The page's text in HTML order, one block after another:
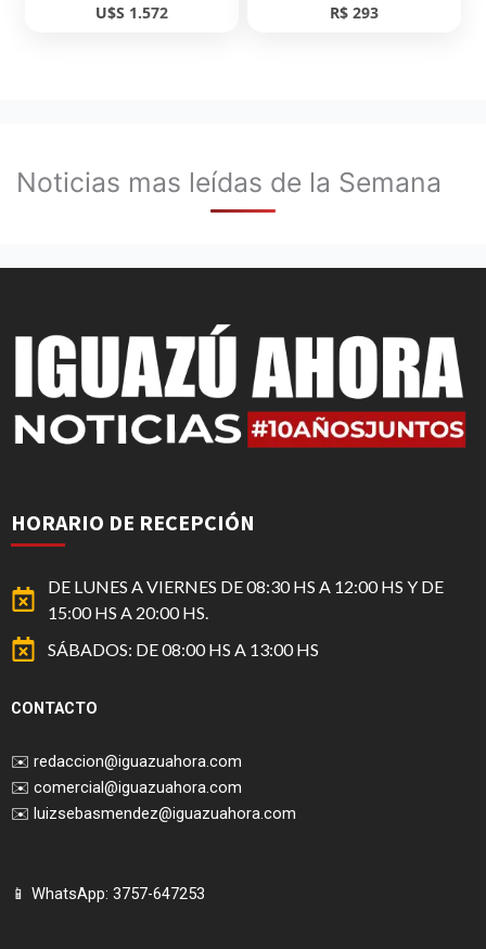
U$S 1.572 R$ 293
Noticias mas leídas de la Semana
HORARIO DE RECEPCIÓN
DE LUNES A VIERNES DE 08:30 HS A 12:00 HS Y DE
15:00 HS A 20:00 HS.
SÁBADOS: DE 08:00 HS A 13:00 HS
CONTACTO
✉️ redaccion@iguazuahora.com
✉️ comercial@iguazuahora.com
✉️ luizsebasmendez@iguazuahora.com
📱 WhatsApp: 3757-647253